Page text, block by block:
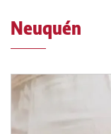
Neuquén